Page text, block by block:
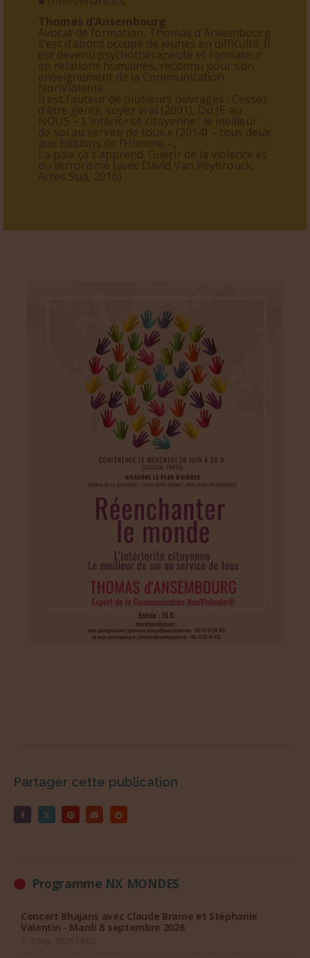
Thomas d’Ansembourg
Avocat de formation, Thomas d'Ansembourg
s’est d’abord occupé de jeunes en difficulté. Il
est devenu psychothérapeute et formateur
en relations humaines, reconnu pour son
enseignement de la Communication
NonViolente.
Il est l’auteur de plusieurs ouvrages : Cessez
d’être gentil, soyez vrai (2001), Du JE au
NOUS – L’intériorité citoyenne : le meilleur
de soi au service de tous » (2014) – tous deux
aux Editions de l’Homme –,
La paix ça s’apprend. Guérir de la violence et
du terrorisme (avec David Van Reybrouck,
Actes Sud, 2016)
Partager cette publication
Programme NX MONDES
Concert Bhajans avec Claude Brame et Stéphanie
Valentin - Mardi 8 septembre 2026